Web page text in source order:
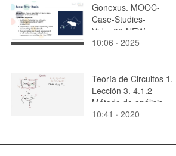
Gonexus. MOOC-
Case-Studies-
Video02-NEW
10:06 · 2025
Teoría de Circuitos 1.
Lección 3. 4.1.2
Método de análisis
sistemático de un
10:41 · 2020